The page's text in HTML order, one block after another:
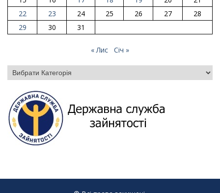
22
23 24 25 26 27
28
29
30 31
« Лис Січ »
Категорії